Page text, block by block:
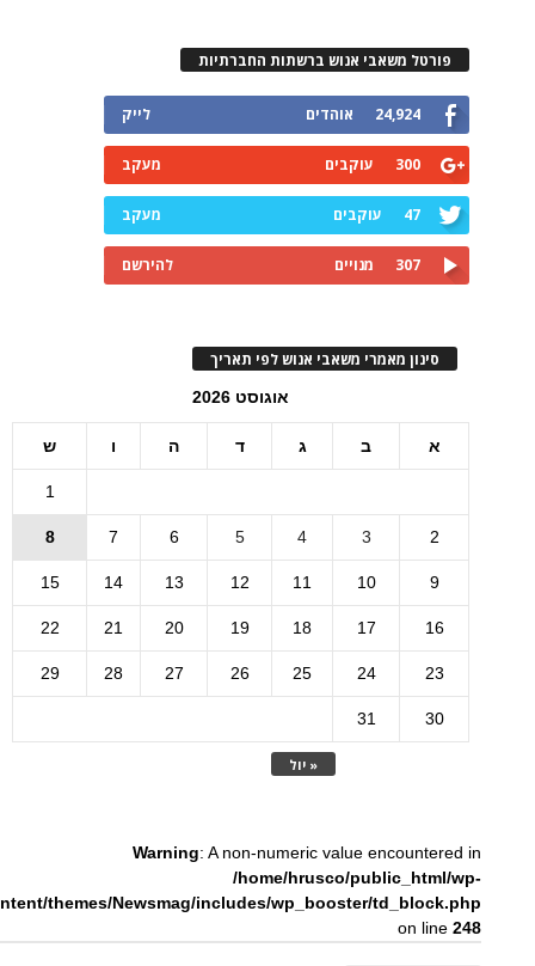
פורטל משאבי אנוש ברשתות החברתיות
24,924 אוהדים לייק
300 עוקבים מעקב
47 עוקבים מעקב
307 מנויים להירשם
סינון מאמרי משאבי אנוש לפי תאריך
אוגוסט 2026
א ב ג ד ה ו ש
« יול
1
2
3
4
5
6
7
8
9
10
11
12
13
14
15
16
17
18
19
20
21
22
23
24
25
26
27
28
29
30
31
Warning: A non-numeric value encountered in
/home/hrusco/public_html/wp-
themes/Newsmag/includes/wp_booster/td_block.php
on line248